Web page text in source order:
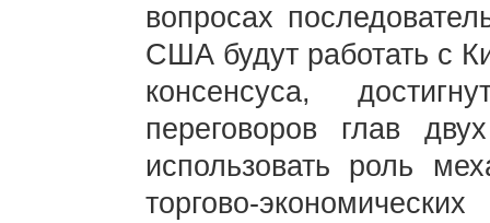
вопросах
США будут работать с
консенсуса,
переговоров глав
использовать роль
торгово-